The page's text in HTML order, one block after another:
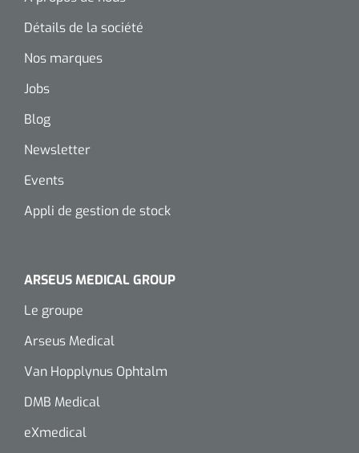
Wearables
Logiciel
Kits d'instruments
Champs stériles
Produits pour le traitement des plaies chroniques
Hydrocolloïdes
Pansements en argent
Pansement en mousse
Pansements avec interface transparente
Alginates
Détails de la société
Nos marques
Jobs
Blog
Newsletter
Events
Appli de gestion de stock
ARSEUS MEDICAL GROUP
Le groupe
Arseus Medical
Van Hopplynus Ophtalm
DMB Medical
eXmedical